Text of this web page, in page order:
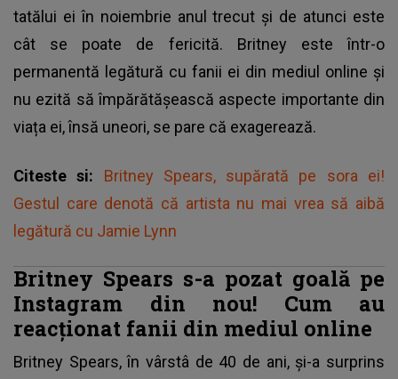
tatălui ei în noiembrie anul trecut și de atunci este
cât se poate de fericită. Britney este într-o
permanentă legătură cu fanii ei din mediul online și
nu ezită să împărătășească aspecte importante din
viața ei, însă uneori, se pare că exagerează.
Citeste si: Britney Spears, supărată pe sora ei!
Gestul care denotă că artista nu mai vrea să aibă
legătură cu Jamie Lynn
Britney Spears s-a pozat goală pe
Instagram din nou! Cum au
reacționat fanii din mediul online
Britney Spears, în vârstâ de 40 de ani, și-a surprins